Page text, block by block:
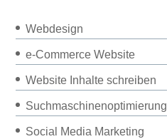
Webdesign
e-Commerce Website
Website Inhalte schreiben
Suchmaschinenoptimierung
Social Media Marketing